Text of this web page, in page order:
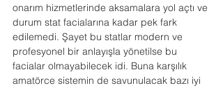
onarım hizmetlerinde aksamalara yol açtı ve
durum stat facialarına kadar pek fark
edilemedi. Şayet bu statlar modern ve
profesyonel bir anlayışla yönetilse bu
facialar olmayabilecek idi. Buna karşılık
amatörce sistemin de savunulacak bazı iyi